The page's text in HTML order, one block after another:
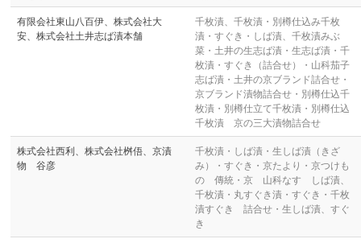
有限会社東山八百伊、株式会社大
安、株式会社土井志ば漬本舗
千枚漬、千枚漬・別樽仕込み千枚
漬・すぐき・しば漬、千枚漬みぶ
菜・土井の生志ば漬・生志ば漬・千
枚漬・すぐき（詰合せ）・山科茄子
志ば漬・土井の京ブランド詰合せ・
京ブランド漬物詰合せ・別樽仕込千
枚漬・別樽仕立て千枚漬・別樽仕込
千枚漬 京の三大漬物詰合せ
株式会社西利、株式会社桝俉、京漬
物 谷彦
千枚漬・しば漬・生しば漬（きざ
み）・すぐき・京たより・京つけも
の 傳統・京 山科なす しば漬、
千枚漬・丸すぐき漬・すぐき・千枚
漬すぐき 詰合せ・生しば漬、すぐ
き